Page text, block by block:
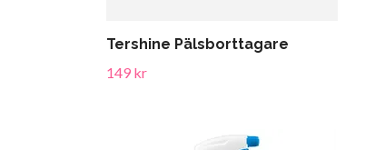
Tershine Pälsborttagare
149 kr